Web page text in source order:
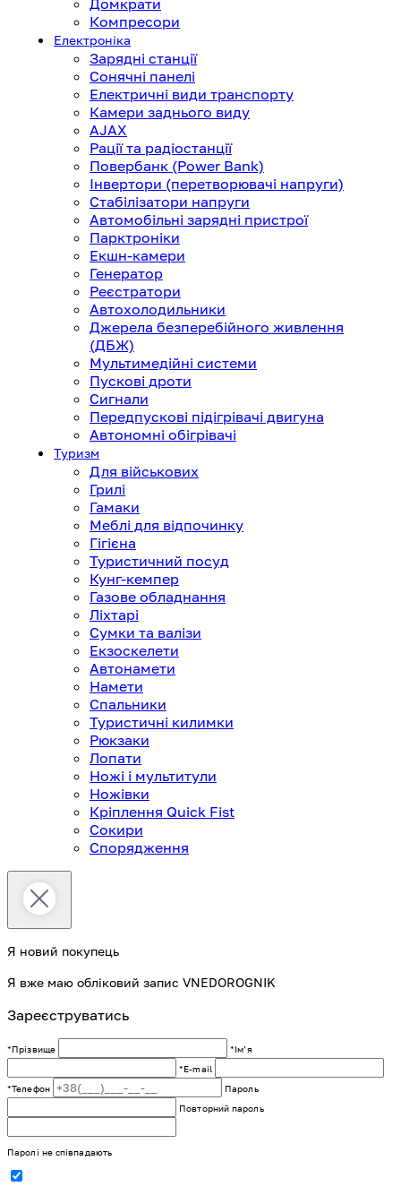
Компресори
Електроніка
Зарядні станції
Сонячні панелі
Електричні види транспорту
Камери заднього виду
AJAX
Рації та радіостанції
Повербанк (Power Bank)
Інвертори (перетворювачі напруги)
Стабілізатори напруги
Автомобільні зарядні пристрої
Парктроніки
Екшн-камери
Генератор
Реєстратори
Автохолодильники
Джерела безперебійного живлення
(ДБЖ)
Мультимедійні системи
Пускові дроти
Сигнали
Передпускові підігрівачі двигуна
Автономні обігрівачі
Туризм
Для військових
Грилі
Гамаки
Меблі для відпочинку
Гігієна
Туристичний посуд
Кунг-кемпер
Газове обладнання
Ліхтарі
Сумки та валізи
Екзоскелети
Автонамети
Намети
Спальники
Туристичні килимки
Рюкзаки
Лопати
Ножі і мультитули
Ножівки
Кріплення Quick Fist
Сокири
Спорядження
Я новий покупець
Я вже маю обліковий запис VNEDOROGNIK
Зареєструватись
*Прізвище
*Імʼя
*E-mail
*Телефон
Пароль
Повторний пароль
Паролі не співпадають